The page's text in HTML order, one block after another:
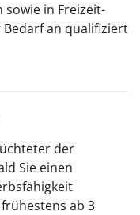
sowie in Freizeit-
an qualifiziert
der
Sie einen
ab 3